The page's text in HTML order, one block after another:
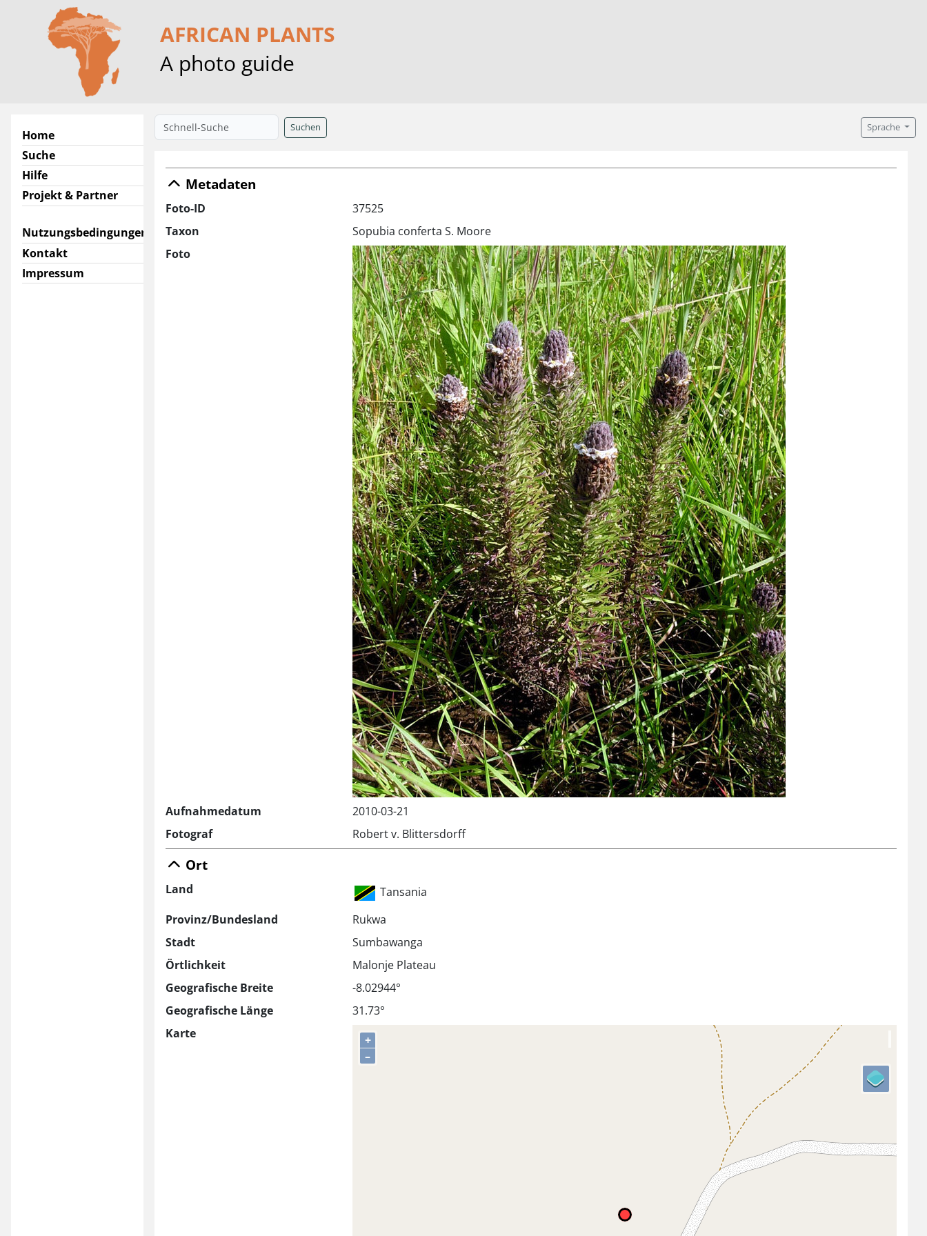
AFRICAN PLANTS
A photo guide
Home
Suche
Hilfe
Projekt & Partner
Nutzungsbedingungen
Kontakt
Impressum
Suchen Sprache
Metadaten
Foto-ID
37525
Taxon
Sopubia conferta S. Moore
Foto
Aufnahmedatum
2010-03-21
Fotograf
Robert v. Blittersdorff
Ort
Land
Tansania
Provinz/Bundesland
Rukwa
Stadt
Sumbawanga
Örtlichkeit
Malonje Plateau
Geografische Breite
-8.02944°
Geografische Länge
31.73°
Karte
+
–